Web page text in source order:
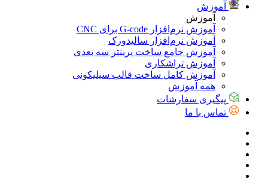
آموزش
آموزش
آموزش نرم‌افزار G-code برای CNC
آموزش نرم‌افزار سالیدورک
آموزش جامع ساخت پرینتر سه بعدی
آموزش تراشکاری
آموزش کامل ساخت قالب سیلیکونی
همه آموزش
پیگیری سفارشات
تماس با ما